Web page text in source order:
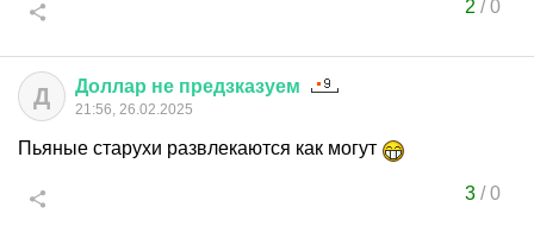
2 /0
Д Доллар не предзказуем
21:56, 26.02.2025
Пьяные старухи развлекаются как могут
3/0